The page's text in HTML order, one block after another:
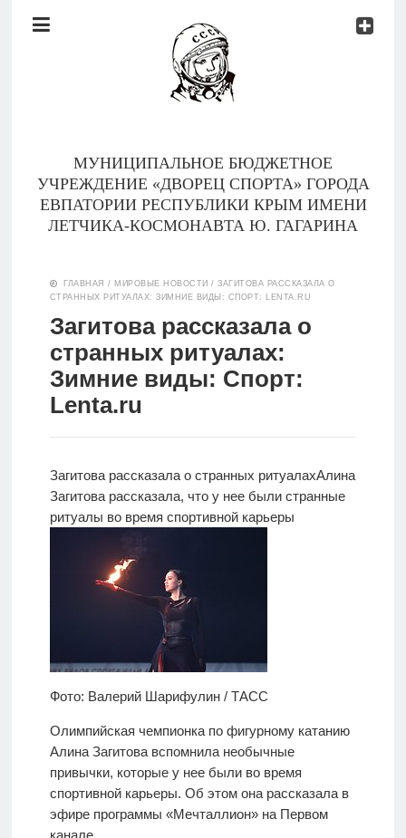
Документы
МУНИЦИПАЛЬНОЕ БЮДЖЕТНОЕ
УЧРЕЖДЕНИЕ «ДВОРЕЦ СПОРТА» ГОРОДА
ЕВПАТОРИИ РЕСПУБЛИКИ КРЫМ ИМЕНИ
ЛЕТЧИКА-КОСМОНАВТА Ю. ГАГАРИНА
Документы
Контакты
Новости
Родителям
нас
Версия для
слабовидящих
ГЛАВНАЯ / МИРОВЫЕ НОВОСТИ /ЗАГИТОВА РАССКАЗАЛА О
СТРАННЫХ РИТУАЛАХ: ЗИМНИЕ ВИДЫ: СПОРТ: LENTA.RU
Загитова рассказала о
странных ритуалах:
Зимние виды: Спорт:
Lenta.ru
Загитова рассказала о странных ритуалахАлина
Загитова рассказала, что у нее были странные
ритуалы во время спортивной карьеры
Фото: Валерий Шарифулин / ТАСС
Олимпийская чемпионка по фигурному катанию
Алина Загитова вспомнила необычные
привычки, которые у нее были во время
спортивной карьеры. Об этом она рассказала в
эфире программы «Мечталлион» на Первом